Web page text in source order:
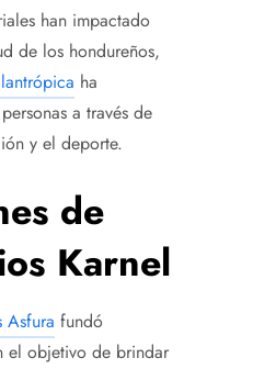
han impactado
de los hondureños,
ha
a través de
y el deporte.
de
Karnel
Asfura fundó
el objetivo de brindar